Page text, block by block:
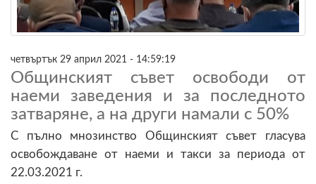
четвъртък 29 април 2021 - 14:59:19
Общинският съвет освободи от
наеми заведения и за последното
затваряне, а на други намали с 50%
С пълно мнозинство Общинският съвет гласува
освобождаване от наеми и такси за периода от
22.03.2021 г.